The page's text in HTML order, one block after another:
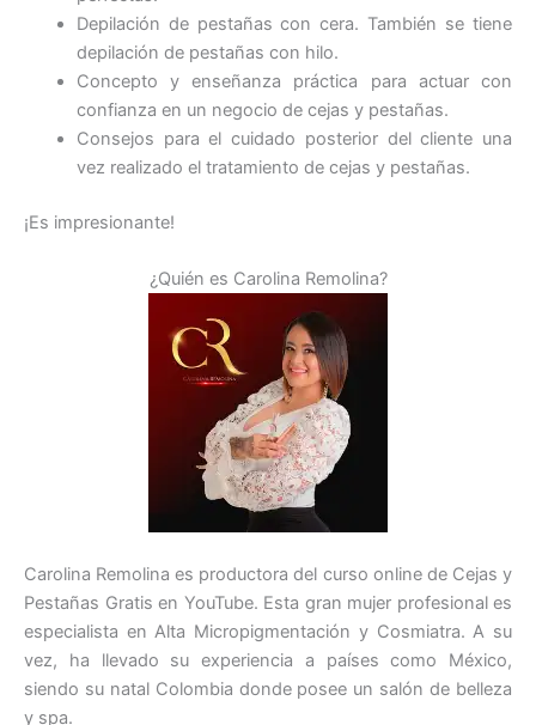
Depilación de pestañas con cera. También se tiene
depilación de pestañas con hilo.
Concepto y enseñanza práctica para actuar con
confianza en un negocio de cejas y pestañas.
Consejos para el cuidado posterior del cliente una
vez realizado el tratamiento de cejas y pestañas.
¡Es impresionante!
¿Quién es Carolina Remolina?
Carolina Remolina es productora del curso online de Cejas y
Pestañas Gratis en YouTube. Esta gran mujer profesional es
especialista en Alta Micropigmentación y Cosmiatra. A su
vez, ha llevado su experiencia a países como México,
siendo su natal Colombia donde posee un salón de belleza
y spa.